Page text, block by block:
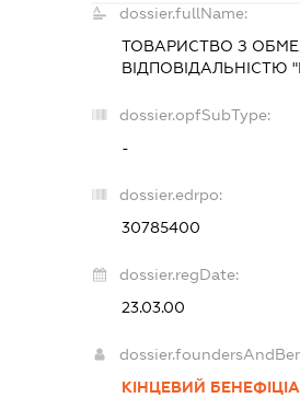
dossier.fullName:
ТОВАРИСТВО З
ВІДПОВІДАЛЬНІСТЮ
dossier.opfSubType:
-
dossier.edrpo:
30785400
dossier.regDate:
23.03.00
КІНЦЕВИЙ